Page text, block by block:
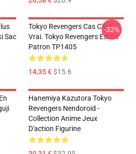
Sac
Tokyo Revengers Cas C'est
Vrai. Tokyo Revengers Est Le
Patron TP1405
14,35 €$15.6
-32%
Hanemiya Kazutora Tokyo
Revengers Nendoroid -
Collection Anime Jeux
D'action Figurine